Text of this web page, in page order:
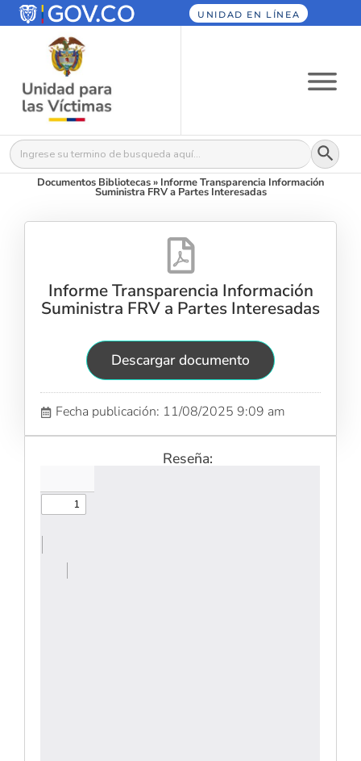
UNIDAD EN LÍNEA
Buscar: Botón
Documentos Bibliotecas» Informe Transparencia Información
Suministra FRV a Partes Interesadas
Informe Transparencia Información
Suministra FRV a Partes Interesadas
Descargar documento
Fecha publicación: 11/08/2025 9:09 am
Reseña: